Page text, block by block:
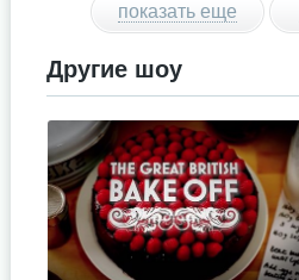
показать еще
Другие шоу